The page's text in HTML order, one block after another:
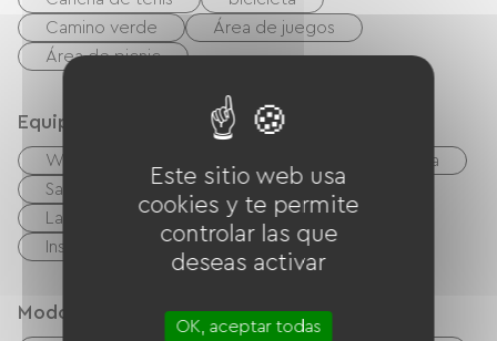
Camino verde
Área de juegos
Área de picnic
Equipos
Wifi gratuito
Barbacoa
Salón de jardín
Equipo para bebés
Lavadora colectiva
Secadora colectiva
Instalaciones sanitarias comunes
Modos de paiement
Este sitio web usa
cookies y te permite
controlar las que
deseas activar
OK, aceptar todas